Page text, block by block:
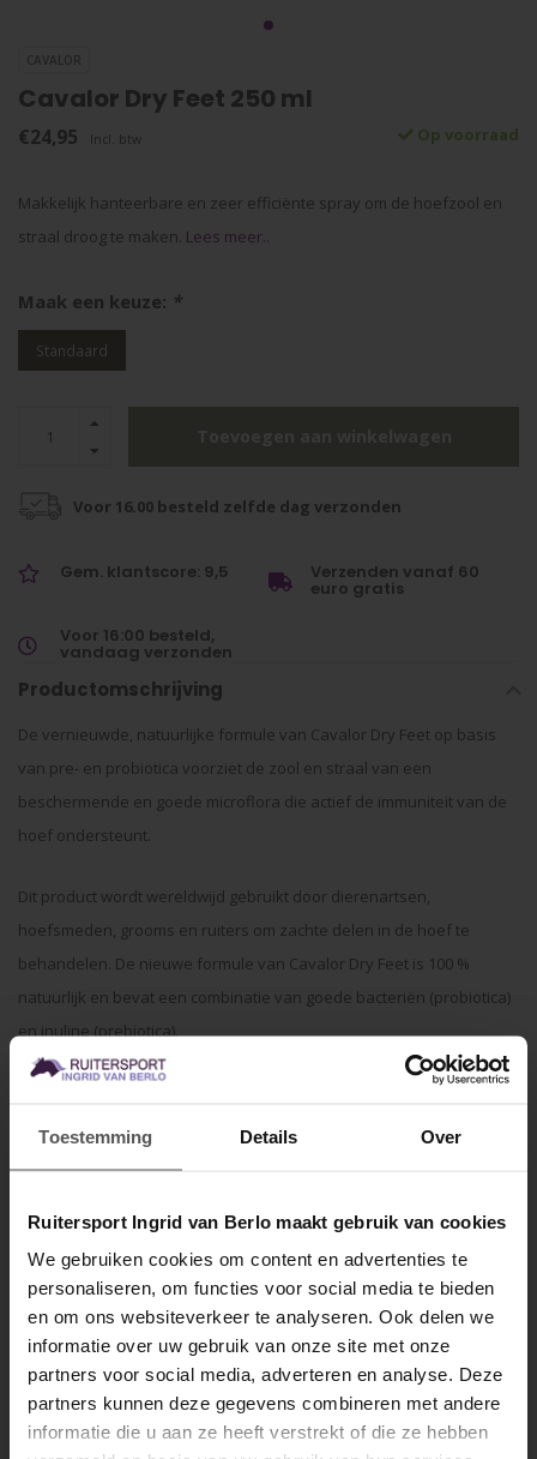
Toestemming Details Over
Ruitersport Ingrid van Berlo maakt gebruik van cookies
We gebruiken cookies om content en advertenties te
personaliseren, om functies voor social media te bieden
en om ons websiteverkeer te analyseren. Ook delen we
informatie over uw gebruik van onze site met onze
partners voor social media, adverteren en analyse. Deze
partners kunnen deze gegevens combineren met andere
informatie die u aan ze heeft verstrekt of die ze hebben
CAVALOR
Cavalor Dry Feet 250 ml
€24,95 Incl. btw Op voorraad
Makkelijk hanteerbare en zeer efficiënte spray om de hoefzool en
straal droog te maken. Lees meer..
Maak een keuze: *
Standaard
Voor 16.00 besteld zelfde dag verzonden
Gem. klantscore: 9,5 Verzenden vanaf 60
euro gratis
Voor 16:00 besteld,
vandaag verzonden
Productomschrijving
De vernieuwde, natuurlijke formule van Cavalor Dry Feet op basis
van pre- en probiotica voorziet de zool en straal van een
beschermende en goede microflora die actief de immuniteit van de
hoef ondersteunt.
Dit product wordt wereldwijd gebruikt door dierenartsen,
hoefsmeden, grooms en ruiters om zachte delen in de hoef te
behandelen. De nieuwe formule van Cavalor Dry Feet is 100 %
natuurlijk en bevat een combinatie van goede bacteriën (probiotica)
en inuline (prebiotica).
De inuline stimuleert de probiotica aanwezig in het product in hun
activiteit en eveneens de reeds aanwezige goede micro-organismen
tot een minimum beperkt wordt.
Specificaties
Gerelateerde producten
MELD JE AAN VOOR
10% KORTING
.